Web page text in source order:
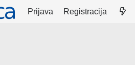
Prijava Registracija